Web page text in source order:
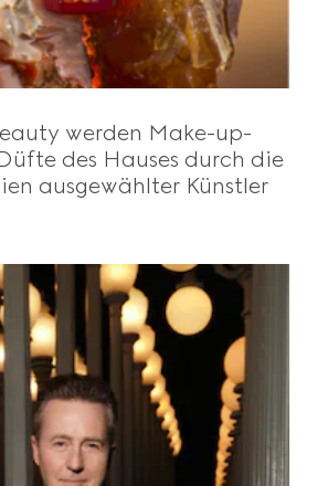
werden Make-up-
des Hauses durch die
ausgewählter Künstler